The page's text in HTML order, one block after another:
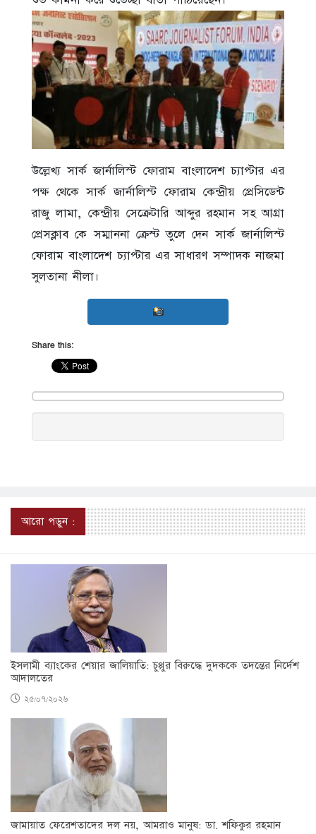
উল্লেখ্য সার্ক জার্নালিস্ট ফোরাম বাংলাদেশ চ্যাপ্টার এর
পক্ষ থেকে সার্ক জার্নালিস্ট ফোরাম কেন্দ্রীয় প্রেসিডেন্ট
রাজু লামা, কেন্দ্রীয় সেক্রেটারি আব্দুর রহমান সহ আগ্রা
প্রেসক্লাব কে সম্মাননা ক্রেস্ট তুলে দেন সার্ক জার্নালিস্ট
ফোরাম বাংলাদেশ চ্যাপ্টার এর সাধারণ সম্পাদক নাজমা
সুলতানা নীলা।
Share this:
আরো পড়ুন :
ইসলামী ব্যাংকের শেয়ার জালিয়াতি: চুপ্পুর বিরুদ্ধে দুদককে তদন্তের নির্দেশ
আদালতের
২৫/০৭/২০২৬
জামায়াত ফেরেশতাদের দল নয়, আমরাও মানুষ: ডা. শফিকুর রহমান